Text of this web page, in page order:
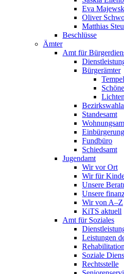
Eva
Oliver
Matthias
Beschlüsse
Ämter
Amt für
Bürgerämter
Standesamt
Einbürgerung
Fundbüro
Schiedsamt
Jugendamt
Wir vor Ort
Wir für
Unsere
Unsere
Wir von A–Z
KiTS aktuell
Amt für Soziales
Leistungen
Soziale
Rechtsstelle